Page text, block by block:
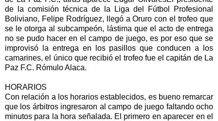
de la comisión técnica de la Liga del Fútbol Profesional
Boliviano, Felipe Rodríguez, llegó a Oruro con el trofeo que
se le otorga al subcampeón, lástima que el acto de entrega
no se pudo hacer en el campo de juego, es por eso que se
improvisó la entrega en los pasillos que conducen a los
camarines, el único que recibió el trofeo fue el capitán de La
Paz F.C. Rómulo Alaca.
HORARIOS
Con relación a los horarios establecidos, es bueno remarcar
que los árbitros ingresaron al campo de juego faltando ocho
minutos para la hora señalada. El primero en aparecer en el